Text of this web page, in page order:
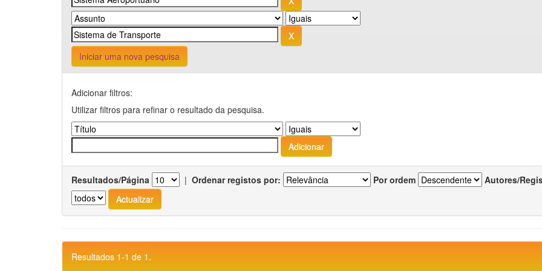
Iniciar uma nova pesquisa
Adicionar filtros:
Utilizar filtros para refinar o resultado da pesquisa.
Resultados/Página | Ordenar registos por: Por ordem Autores/
Resultados 1-1 de 1.